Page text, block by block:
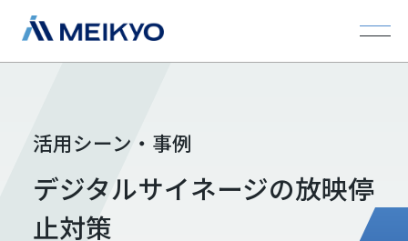
活用シーン・事例
デジタルサイネージの放映停
止対策